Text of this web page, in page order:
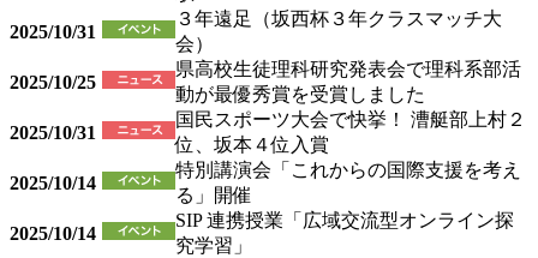
2025/10/31
３年遠足（坂西杯３年クラスマッチ大
会）
2025/10/25
県高校生徒理科研究発表会で理科系部活
動が最優秀賞を受賞しました
2025/10/31
国民スポーツ大会で快挙！ 漕艇部上村２
位、坂本４位入賞
2025/10/14
特別講演会「これからの国際支援を考え
る」開催
2025/10/14
SIP 連携授業「広域交流型オンライン探
究学習」